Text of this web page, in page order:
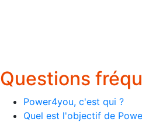
Questions
Power4you, c'est qui ?
Quel est l'objectif de